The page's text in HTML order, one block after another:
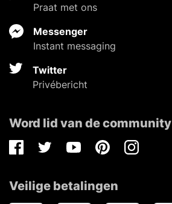
Praat met ons
Messenger
Instant messaging
Twitter
Privébericht
Word lid van de community
FacebookTwitterYoutubePinterestInstagram
Veilige betalingen